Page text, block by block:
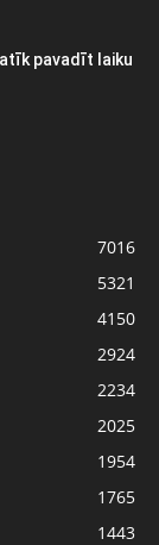
pavadīt laiku
7016
5321
4150
2924
2234
2025
1954
1765
1443